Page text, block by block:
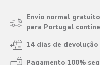
Envio normal
para Portugal
14 dias de
Pagamento 100%